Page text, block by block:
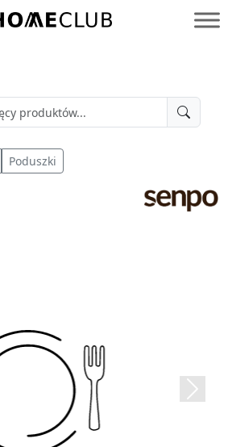
Poduszki
Next